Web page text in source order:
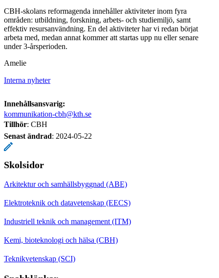
CBH-skolans reformagenda innehåller aktiviteter inom fyra
områden: utbildning, forskning, arbets- och studiemiljö, samt
effektiv resursanvändning. En del aktiviteter har vi redan börjat
arbeta med, medan annat kommer att startas upp nu eller senare
under 3-årsperioden.
Amelie
Interna nyheter
Innehållsansvarig:
kommunikation-cbh@kth.se
Tillhör: CBH
Senast ändrad: 2024-05-22
Skolsidor
Arkitektur och samhällsbyggnad (ABE)
Elektroteknik och datavetenskap (EECS)
Industriell teknik och management (ITM)
Kemi, bioteknologi och hälsa (CBH)
Teknikvetenskap (SCI)